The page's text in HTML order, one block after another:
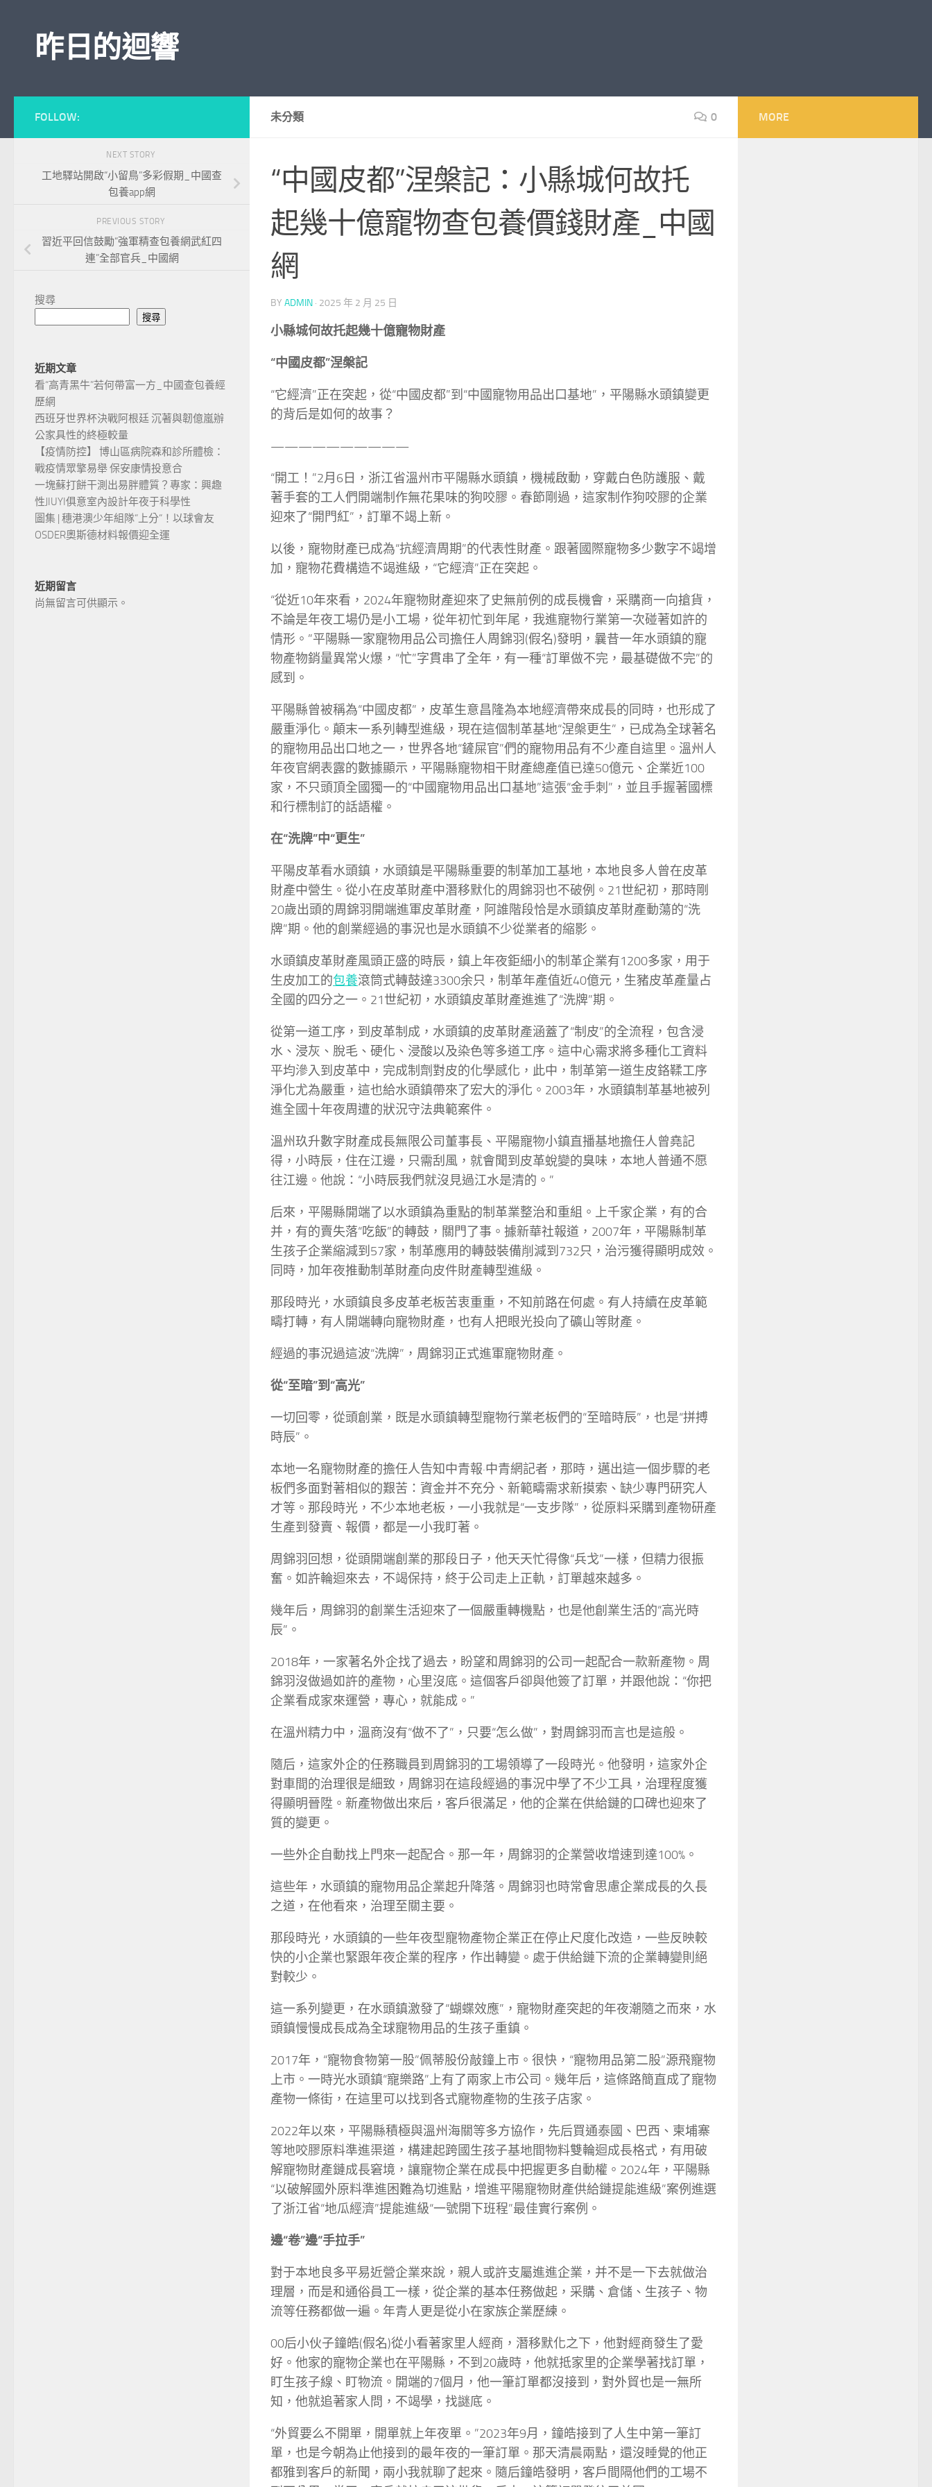
昨日的迴響
未分類 0
“中國皮都”涅槃記：小縣城何故托
起幾十億寵物查包養價錢財產_中國
網
BY ADMIN · 2025 年 2 月 25 日
小縣城何故托起幾十億寵物財產
“中國皮都”涅槃記
“它經濟”正在突起，從“中國皮都”到“中國寵物用品出口基地”，平陽縣水頭鎮變更
的背后是如何的故事？
——————————
“開工！”2月6日，浙江省溫州市平陽縣水頭鎮，機械啟動，穿戴白色防護服、戴
著手套的工人們開端制作無花果味的狗咬膠。春節剛過，這家制作狗咬膠的企業
迎來了“開門紅”，訂單不竭上新。
以後，寵物財產已成為“抗經濟周期”的代表性財產。跟著國際寵物多少數字不竭增
加，寵物花費構造不竭進級，“它經濟”正在突起。
“從近10年來看，2024年寵物財產迎來了史無前例的成長機會，采購商一向搶貨，
不論是年夜工場仍是小工場，從年初忙到年尾，我進寵物行業第一次碰著如許的
情形。”平陽縣一家寵物用品公司擔任人周錦羽(假名)發明，曩昔一年水頭鎮的寵
物產物銷量異常火爆，“忙”字貫串了全年，有一種“訂單做不完，最基礎做不完”的
感到。
平陽縣曾被稱為“中國皮都”，皮革生意昌隆為本地經濟帶來成長的同時，也形成了
嚴重淨化。顛末一系列轉型進級，現在這個制革基地“涅槃更生”，已成為全球著名
的寵物用品出口地之一，世界各地“鏟屎官”們的寵物用品有不少產自這里。溫州人
年夜官網表露的數據顯示，平陽縣寵物相干財產總產值已達50億元、企業近100
家，不只頭頂全國獨一的“中國寵物用品出口基地”這張“金手刺”，並且手握著國標
和行標制訂的話語權。
在“洗牌”中“更生”
平陽皮革看水頭鎮，水頭鎮是平陽縣重要的制革加工基地，本地良多人曾在皮革
財產中營生。從小在皮革財產中潛移默化的周錦羽也不破例。21世紀初，那時剛
20歲出頭的周錦羽開端進軍皮革財產，阿誰階段恰是水頭鎮皮革財產動蕩的“洗
牌”期。他的創業經過的事況也是水頭鎮不少從業者的縮影。
水頭鎮皮革財產風頭正盛的時辰，鎮上年夜鉅細小的制革企業有1200多家，用于
生皮加工的包養滾筒式轉鼓達3300余只，制革年產值近40億元，生豬皮革產量占
全國的四分之一。21世紀初，水頭鎮皮革財產進進了“洗牌”期。
從第一道工序，到皮革制成，水頭鎮的皮革財產涵蓋了“制皮”的全流程，包含浸
水、浸灰、脫毛、硬化、浸酸以及染色等多道工序。這中心需求將多種化工資料
平均滲入到皮革中，完成制劑對皮的化學感化，此中，制革第一道生皮鉻鞣工序
淨化尤為嚴重，這也給水頭鎮帶來了宏大的淨化。2003年，水頭鎮制革基地被列
進全國十年夜周遭的狀況守法典範案件。
溫州玖升數字財產成長無限公司董事長、平陽寵物小鎮直播基地擔任人曾堯記
得，小時辰，住在江邊，只需刮風，就會聞到皮革蛻變的臭味，本地人普通不愿
往江邊。他說：“小時辰我們就沒見過江水是清的。”
后來，平陽縣開端了以水頭鎮為重點的制革業整治和重組。上千家企業，有的合
并，有的賣失落“吃飯”的轉鼓，關門了事。據新華社報道，2007年，平陽縣制革
生孩子企業縮減到57家，制革應用的轉鼓裝備削減到732只，治污獲得顯明成效。
同時，加年夜推動制革財產向皮件財產轉型進級。
那段時光，水頭鎮良多皮革老板苦衷重重，不知前路在何處。有人持續在皮革範
疇打轉，有人開端轉向寵物財產，也有人把眼光投向了礦山等財產。
經過的事況過這波“洗牌”，周錦羽正式進軍寵物財產。
從“至暗”到“高光”
一切回零，從頭創業，既是水頭鎮轉型寵物行業老板們的“至暗時辰”，也是“拼搏
時辰”。
本地一名寵物財產的擔任人告知中青報·中青網記者，那時，邁出這一個步驟的老
板們多面對著相似的艱苦：資金并不充分、新範疇需求新摸索、缺少專門研究人
才等。那段時光，不少本地老板，一小我就是“一支步隊”，從原料采購到產物研產
生產到發賣、報價，都是一小我盯著。
周錦羽回想，從頭開端創業的那段日子，他天天忙得像“兵戈”一樣，但精力很振
奮。如許輪迴來去，不竭保持，終于公司走上正軌，訂單越來越多。
幾年后，周錦羽的創業生活迎來了一個嚴重轉機點，也是他創業生活的“高光時
辰”。
2018年，一家著名外企找了過去，盼望和周錦羽的公司一起配合一款新產物。周
錦羽沒做過如許的產物，心里沒底。這個客戶卻與他簽了訂單，并跟他說：“你把
企業看成家來運營，專心，就能成。”
在溫州精力中，溫商沒有“做不了”，只要“怎么做”，對周錦羽而言也是這般。
隨后，這家外企的任務職員到周錦羽的工場領導了一段時光。他發明，這家外企
對車間的治理很是細致，周錦羽在這段經過的事況中學了不少工具，治理程度獲
得顯明晉陞。新產物做出來后，客戶很滿足，他的企業在供給鏈的口碑也迎來了
質的變更。
一些外企自動找上門來一起配合。那一年，周錦羽的企業營收增速到達100%。
這些年，水頭鎮的寵物用品企業起升降落。周錦羽也時常會思慮企業成長的久長
之道，在他看來，治理至關主要。
那段時光，水頭鎮的一些年夜型寵物產物企業正在停止尺度化改造，一些反映較
快的小企業也緊跟年夜企業的程序，作出轉變。處于供給鏈下流的企業轉變則絕
對較少。
這一系列變更，在水頭鎮激發了“蝴蝶效應”，寵物財產突起的年夜潮隨之而來，水
頭鎮慢慢成長成為全球寵物用品的生孩子重鎮。
2017年，“寵物食物第一股”佩蒂股份敲鐘上市。很快，“寵物用品第二股”源飛寵物
上市。一時光水頭鎮“寵樂路”上有了兩家上市公司。幾年后，這條路簡直成了寵物
產物一條街，在這里可以找到各式寵物產物的生孩子店家。
2022年以來，平陽縣積極與溫州海關等多方協作，先后買通泰國、巴西、柬埔寨
等地咬膠原料準進渠道，構建起跨國生孩子基地間物料雙輪迴成長格式，有用破
解寵物財產鏈成長窘境，讓寵物企業在成長中把握更多自動權。2024年，平陽縣
“以破解國外原料準進困難為切進點，增進平陽寵物財產供給鏈提能進級”案例進選
了浙江省“地瓜經濟”提能進級“一號開下班程”最佳實行案例。
邊“卷”邊“手拉手”
對于本地良多平易近營企業來說，親人或許支屬進進企業，并不是一下去就做治
理層，而是和通俗員工一樣，從企業的基本任務做起，采購、倉儲、生孩子、物
流等任務都做一遍。年青人更是從小在家族企業歷練。
00后小伙子鐘皓(假名)從小看著家里人經商，潛移默化之下，他對經商發生了愛
好。他家的寵物企業也在平陽縣，不到20歲時，他就抵家里的企業學著找訂單，
盯生孩子線、盯物流。開端的7個月，他一筆訂單都沒接到，對外貿也是一無所
知，他就追著家人問，不竭學，找謎底。
“外貿要么不開單，開單就上年夜單。”2023年9月，鐘皓接到了人生中第一筆訂
單，也是今朝為止他接到的最年夜的一筆訂單。那天清晨兩點，還沒睡覺的他正
都雅到客戶的新聞，兩小我就聊了起來。隨后鐘皓發明，客戶間隔他們的工場不
FOLLOW:
NEXT STORY
工地驛站開啟“小留鳥”多彩假期_中國查
包養app網
PREVIOUS STORY
習近平回信鼓勵“強軍精查包養網武紅四
連”全部官兵_中國網
搜尋
搜尋
近期文章
看“高青黑牛”若何帶富一方_中國查包養經
歷網
西班牙世界杯決戰阿根廷 沉著與韌億嵐辦
公家具性的終極較量
【疫情防控】 博山區病院森和診所體檢：
戰疫情眾擎易舉 保安康情投意合
一塊蘇打餅干測出易胖體質？專家：興趣
性JIUYI俱意室內設計年夜于科學性
圖集 | 穗港澳少年組隊“上分“！以球會友
OSDER奧斯德材料報價迎全運
近期留言
尚無留言可供顯示。
MORE